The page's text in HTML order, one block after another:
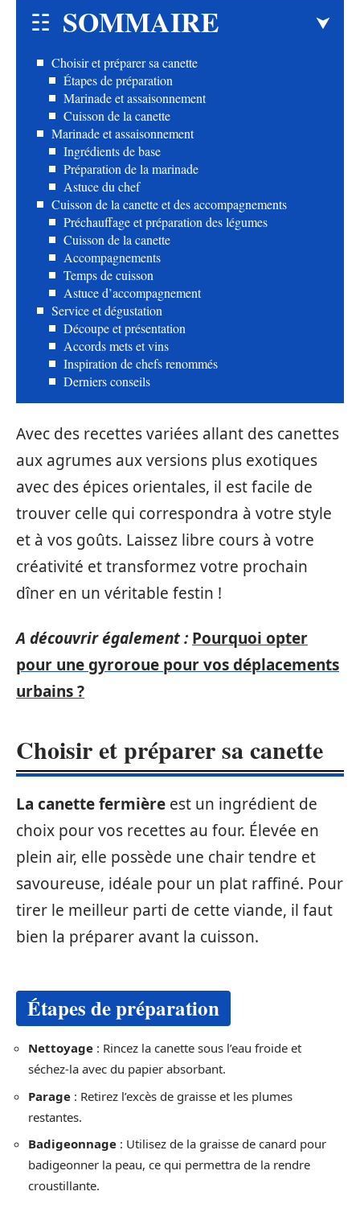
SOMMAIRE
Choisir et préparer sa canette
Étapes de préparation
Marinade et assaisonnement
Cuisson de la canette
Marinade et assaisonnement
Ingrédients de base
Préparation de la marinade
Astuce du chef
Cuisson de la canette et des accompagnements
Préchauffage et préparation des légumes
Cuisson de la canette
Accompagnements
Temps de cuisson
Astuce d’accompagnement
Service et dégustation
Découpe et présentation
Accords mets et vins
Inspiration de chefs renommés
Derniers conseils
Avec des recettes variées allant des canettes
aux agrumes aux versions plus exotiques
avec des épices orientales, il est facile de
trouver celle qui correspondra à votre style
et à vos goûts. Laissez libre cours à votre
créativité et transformez votre prochain
dîner en un véritable festin !
A découvrir également : Pourquoi opter
pour une gyroroue pour vos déplacements
urbains ?
Choisir et préparer sa canette
La canette fermière est un ingrédient de
choix pour vos recettes au four. Élevée en
plein air, elle possède une chair tendre et
savoureuse, idéale pour un plat raffiné. Pour
tirer le meilleur parti de cette viande, il faut
bien la préparer avant la cuisson.
Étapes de préparation
Nettoyage : Rincez la canette sous l’eau froide et
séchez-la avec du papier absorbant.
Parage : Retirez l’excès de graisse et les plumes
restantes.
Badigeonnage : Utilisez de la graisse de canard pour
badigeonner la peau, ce qui permettra de la rendre
croustillante.